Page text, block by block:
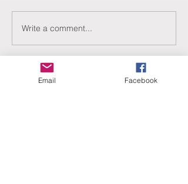
Write a comment...
Email Facebook